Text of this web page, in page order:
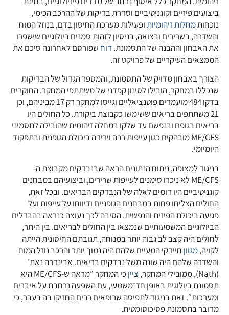
ביצועים פיזיים וקוגניטיביים וסדרת בדיקות של ההרכב הכימי,
נוכחותמחלות זיהומיותופעילות מערכת החיסון בדם, בנוזל המוח
והשדרה, בשרירים ובצואה, בניסיון לזהות סמנים ביולוגיים שישפרו
את האבחון וההבנה של התסמונת.דוח שפורסם לאחרונה סיכם את
הממצאים העיקריים של פרויקט זה.
הצורך באבחון מדויק של התסמונת, והמספר הגדול של הבדיקות
שנכללו במחקר, הובילו לסינון קפדני של משתתפי המחקר. החוקרים
בדקו 484 מועמדים פוטנציאליים וגייסו למחקר רק 17 מביניהם, וכן
21 משתתפים בריאים ששימשו כקבוצת ביקורת. כל החולים היו
בריאים בגופם ובנפשם עד שלקו במחלה זיהומית שהובילה לתסמיני
ME/CFS מובהקים כגון עייפות רבה וירידה ביכולת הגופנית ובתפקוד
היומיומי.
בניגוד למצופה, ניתוח הנתונים הראה שבנבדקים מקבוצת ה-
ME/CFS לא ניכרו סימנים לעייפות שרירים, וביצועיהם במבחנים
קוגניטיביים היו דומים לאלה של הנבדקים הבריאים. ובכל זאת,
החולים הצליחו פחות במבחנים הגופניים ודיווחו על עייפות ועל
פגיעה ביכולת הפיזית והנפשית. הסיבה לכך נעוצה כנראה בהבדלים
הביולוגיים המשמעותיים שנמצאו בין החולים לבריאים. בין היתר,
לחולים היה קצב לב גבוה יותר במנוחה, תגובתם החיסונית הייתה
לקויה,מגוון חיידקי המעיים שלהם היה נמוך יותר והרכב נוזל המוח
והשדרה שלהם היה שונה משל נבדקים בריאים. אבינדרה נאת׳
(Nath), ממובילי המחקר,
ציין
כי המחקר ״מראה ש-ME/CFS היא
תסמונת ביולוגית באופן חד־משמעי, עם השפעה נרחבת על איברים
ומערכות״. זאת בניגוד לתפיסה שרופאים רבים החזיקו בה בעבר, כי
מדובר בתסמונת פסיכוסומטית.